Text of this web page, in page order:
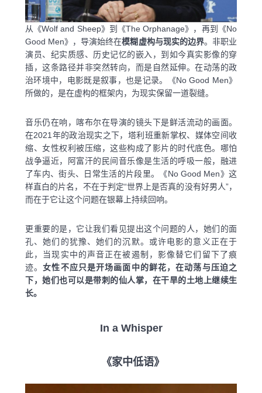
从《Wolf and Sheep》到《The Orphanage》，再到《No
Good Men》，导演始终在模糊虚构与现实的边界。非职业
演员、纪实质感、历史记忆的嵌入，到如今真实影像的穿
插，这条路径并非突然转向，而是自然延伸。在动荡的政
治环境中，电影既是叙事，也是记录。《No Good Men》
所做的，是在虚构的框架内，为现实保留一道裂缝。
音乐仍在响，喀布尔在导演的镜头下是鲜活流动的画面。
在2021年的政治现实之下，塔利班重新掌权、媒体空间收
缩、女性权利被压缩，这些构成了影片的时代底色。哪怕
战争逼近，阿富汗的民间音乐像是生活的呼吸一般，融进
了车内、街头、日常生活的片段里。《No Good Men》这
样直白的片名，不在于判定“世界上是否真的没有好男人”，
而在于它让这个问题在银幕上持续回响。
更重要的是，它让我们看见提出这个问题的人，她们的面
孔、她们的犹豫、她们的沉默。或许电影的意义正在于
此，当现实中的声音正在被遏制，影像替它们留下了痕
迹。女性不应只是开场画面中的鲜花，在动荡与压迫之
下，她们也可以是带刺的仙人掌，在干旱的土地上继续生
长。
In a Whisper
《家中低语》